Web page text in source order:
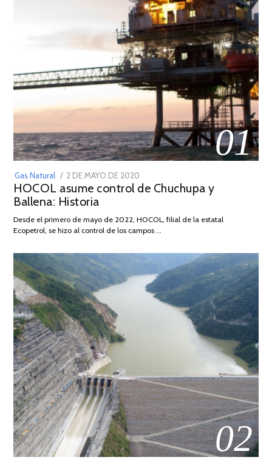
01
Gas Natural
POSTED
ON
2 DE MAYO DE 2020
DE
2026
HOCOL asume control de Chuchupa y
Ballena: Historia
Desde el primero de mayo de 2022, HOCOL, filial de la estatal
Ecopetrol, se hizo al control de los campos …
02